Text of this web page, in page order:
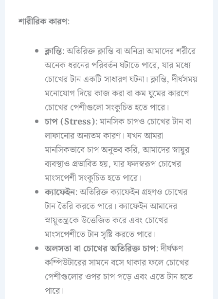
শারীরিক কারণ:
ক্লান্তি: অতিরিক্ত ক্লান্তি বা অনিদ্রা আমাদের শরীরে
অনেক ধরনের পরিবর্তন ঘটাতে পারে, যার মধ্যে
চোখের টান একটি সাধারণ ঘটনা। ক্লান্তি, দীর্ঘসময়
মনোযোগ দিয়ে কাজ করা বা কম ঘুমের কারণে
চোখের পেশীগুলো সংকুচিত হতে পারে।
চাপ (Stress): মানসিক চাপও চোখের টান বা
লাফানোর অন্যতম কারণ। যখন আমরা
মানসিকভাবে চাপ অনুভব করি, আমাদের স্নায়ুর
ব্যবস্থাও প্রভাবিত হয়, যার ফলস্বরূপ চোখের
মাংসপেশী সংকুচিত হতে পারে।
ক্যাফেইন: অতিরিক্ত ক্যাফেইন গ্রহণও চোখের
টান তৈরি করতে পারে। ক্যাফেইন আমাদের
স্নায়ুতন্ত্রকে উত্তেজিত করে এবং চোখের
মাংসপেশীতে টান সৃষ্টি করতে পারে।
অলসতা বা চোখের অতিরিক্ত চাপ: দীর্ঘক্ষণ
কম্পিউটারের সামনে বসে থাকার ফলে চোখের
পেশীগুলোর ওপর চাপ পড়ে এবং এতে টান হতে
পারে।